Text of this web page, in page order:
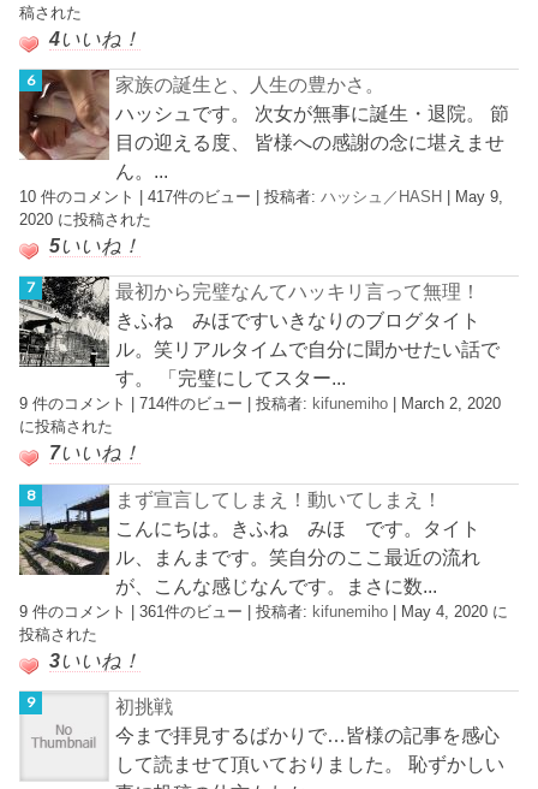
稿された
4いいね！
家族の誕生と、人生の豊かさ。
ハッシュです。 次女が無事に誕生・退院。 節
目の迎える度、 皆様への感謝の念に堪えませ
ん。...
10 件のコメント |417件のビュー |投稿者:ハッシュ／HASH
May 9,
2020 に投稿された
5いいね！
最初から完璧なんてハッキリ言って無理！
きふね みほですいきなりのブログタイト
ル。笑リアルタイムで自分に聞かせたい話で
す。 「完璧にしてスター...
9 件のコメント |714件のビュー |投稿者: kifunemiho
March 2, 2020
に投稿された
7いいね！
まず宣言してしまえ！動いてしまえ！
こんにちは。きふね みほ です。タイト
ル、まんまです。笑自分のここ最近の流れ
が、こんな感じなんです。まさに数...
9 件のコメント |361件のビュー |投稿者: kifunemiho | May 4, 2020 に
投稿された
3いいね！
初挑戦
今まで拝見するばかりで…皆様の記事を感心
して読ませて頂いておりました。 恥ずかしい